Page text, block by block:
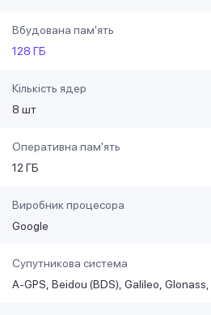
Вбудована пам'ять
128 ГБ
Кількість ядер
8 шт
Оперативна пам'ять
12 ГБ
Виробник процесора
Google
Супутникова система
A-GPS Beidou (BDS) Galileo Glonass